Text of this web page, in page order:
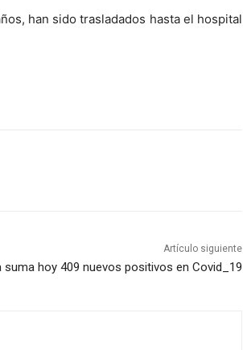
han sido trasladados hasta el hospital
Artículo siguiente
suma hoy 409 nuevos positivos en Covid_19